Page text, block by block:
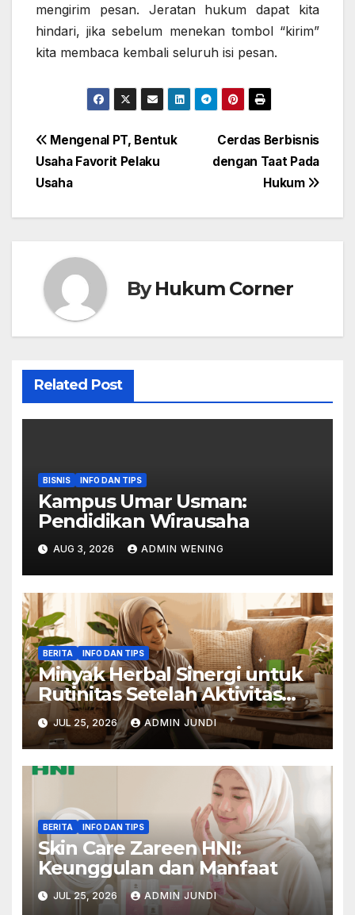
mengirim pesan. Jeratan hukum dapat kita
hindari, jika sebelum menekan tombol “kirim”
kita membaca kembali seluruh isi pesan.
Post
navigation
Cerdas Berbisnis
dengan Taat Pada
Hukum
Mengenal PT, Bentuk
Usaha Favorit Pelaku
Usaha
ByHukum Corner
Related Post
BISNIS INFO DAN TIPS
Kampus Umar Usman:
Pendidikan Wirausaha
AUG 3, 2026 ADMIN WENING
BERITA INFO DAN TIPS
Minyak Herbal Sinergi untuk
Rutinitas Setelah Aktivitas
Padat
JUL 25, 2026 ADMIN JUNDI
BERITA INFO DAN TIPS
Skin Care Zareen HNI:
Keunggulan dan Manfaat
JUL 25, 2026 ADMIN JUNDI